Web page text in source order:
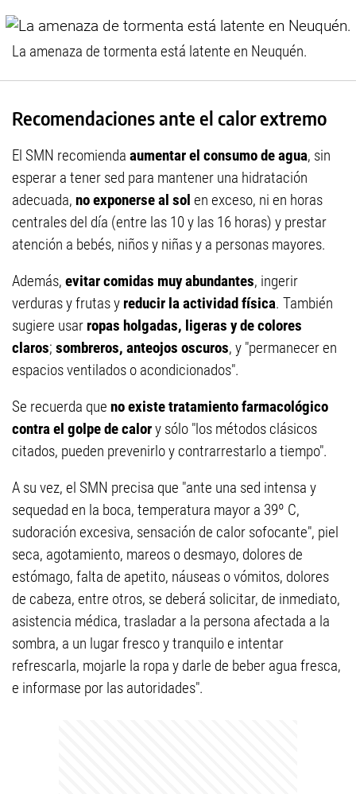
La amenaza de tormenta está latente en Neuquén.
Recomendaciones ante el calor extremo
El SMN recomienda aumentar el consumo de agua, sin
esperar a tener sed para mantener una hidratación
adecuada, no exponerse al sol en exceso, ni en horas
centrales del día (entre las 10 y las 16 horas) y prestar
atención a bebés, niños y niñas y a personas mayores.
Además, evitar comidas muy abundantes, ingerir
verduras y frutas y reducir la actividad física. También
sugiere usar ropas holgadas, ligeras y de colores
claros; sombreros, anteojos oscuros, y "permanecer en
espacios ventilados o acondicionados".
Se recuerda que no existe tratamiento farmacológico
contra el golpe de calory sólo "los métodos clásicos
citados, pueden prevenirlo y contrarrestarlo a tiempo".
A su vez, el SMN precisa que "ante una sed intensa y
sequedad en la boca, temperatura mayor a 39º C,
sudoración excesiva, sensación de calor sofocante", piel
seca, agotamiento, mareos o desmayo, dolores de
estómago, falta de apetito, náuseas o vómitos, dolores
de cabeza, entre otros, se deberá solicitar, de inmediato,
asistencia médica, trasladar a la persona afectada a la
sombra, a un lugar fresco y tranquilo e intentar
refrescarla, mojarle la ropa y darle de beber agua fresca,
e informase por las autoridades".